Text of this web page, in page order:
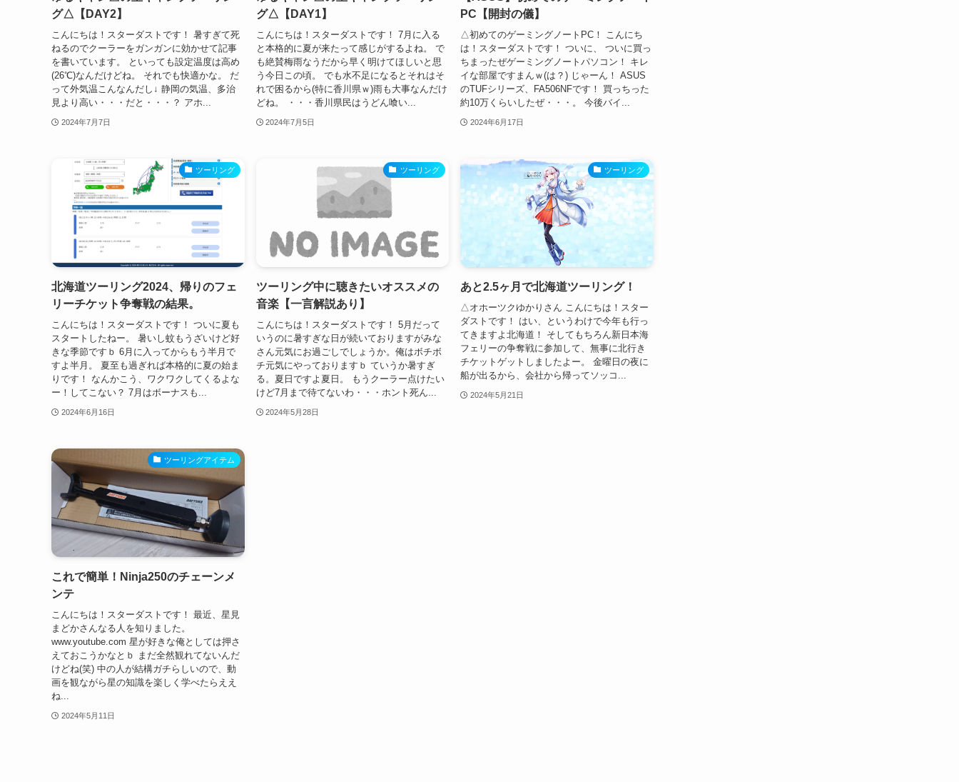
グ△【DAY2】
こんにちは！スターダストです！ 暑すぎて死
ねるのでクーラーをガンガンに効かせて記事
を書いています。 といっても設定温度は高め
(26℃)なんだけどね。 それでも快適かな。 だ
って外気温こんなんだし↓ 静岡の気温、多治
見より高い・・・だと・・・？ アホ...
2024年7月7日
グ△【DAY1】
こんにちは！スターダストです！ 7月に入る
と本格的に夏が来たって感じがするよね。 で
も絶賛梅雨なうだから早く明けてほしいと思
う今日この頃。 でも水不足になるとそれはそ
れで困るから(特に香川県ｗ)雨も大事なんだけ
どね。 ・・・香川県民はうどん喰い...
2024年7月5日
PC【開封の儀】
△初めてのゲーミングノートPC！ こんにち
は！スターダストです！ ついに、 ついに買っ
ちまったぜゲーミングノートパソコン！ キレ
イな部屋ですまんｗ(は？) じゃーん！ ASUS
のTUFシリーズ、FA506NFです！ 買っちった
約10万くらいしたぜ・・・。 今後バイ...
2024年6月17日
ツーリング
北海道ツーリング2024、帰りのフェ
リーチケット争奪戦の結果。
こんにちは！スターダストです！ ついに夏も
スタートしたねー。 暑いし蚊もうざいけど好
きな季節ですｂ 6月に入ってからもう半月で
すよ半月。 夏至も過ぎれば本格的に夏の始ま
りです！ なんかこう、ワクワクしてくるよな
ー！してこない？ 7月はボーナスも...
2024年6月16日
ツーリング
ツーリング中に聴きたいオススメの
音楽【一言解説あり】
こんにちは！スターダストです！ 5月だって
いうのに暑すぎな日が続いておりますがみな
さん元気にお過ごしでしょうか。俺はボチボ
チ元気にやっておりますｂ ていうか暑すぎ
る。夏日ですよ夏日。 もうクーラー点けたい
けど7月まで待てないわ・・・ホント死ん...
2024年5月28日
ツーリング
あと2.5ヶ月で北海道ツーリング！
△オホーツクゆかりさん こんにちは！スター
ダストです！ はい、というわけで今年も行っ
てきますよ北海道！ そしてもちろん新日本海
フェリーの争奪戦に参加して、無事に北行き
チケットゲットしましたよー。 金曜日の夜に
船が出るから、会社から帰ってソッコ...
2024年5月21日
ツーリングアイテム
これで簡単！Ninja250のチェーンメ
ンテ
こんにちは！スターダストです！ 最近、星見
まどかさんなる人を知りました。
www.youtube.com 星が好きな俺としては押さ
えておこうかなとｂ まだ全然観れてないんだ
けどね(笑) 中の人が結構ガチらしいので、動
画を観ながら星の知識を楽しく学べたらええ
ね...
2024年5月11日